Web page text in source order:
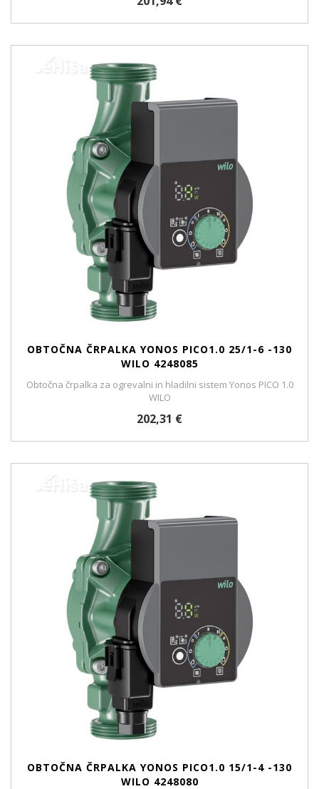
OBTOČNA ČRPALKA YONOS PICO1.0 25/1-6 -130
WILO 4248085
Obtočna črpalka za ogrevalni in hladilni sistem Yonos PICO 1.0
WILO
202,31 €
OBTOČNA ČRPALKA YONOS PICO1.0 15/1-4 -130
WILO 4248080